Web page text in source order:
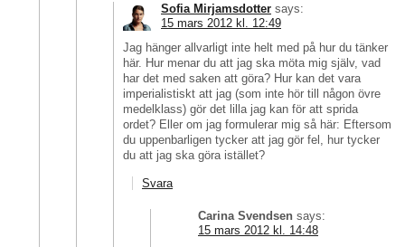
Sofia Mirjamsdotter says:
15 mars 2012 kl. 12:49
Jag hänger allvarligt inte helt med på hur du tänker
här. Hur menar du att jag ska möta mig själv, vad
har det med saken att göra? Hur kan det vara
imperialistiskt att jag (som inte hör till någon övre
medelklass) gör det lilla jag kan för att sprida
ordet? Eller om jag formulerar mig så här: Eftersom
du uppenbarligen tycker att jag gör fel, hur tycker
du att jag ska göra istället?
Svara
Carina Svendsen says:
15 mars 2012 kl. 14:48